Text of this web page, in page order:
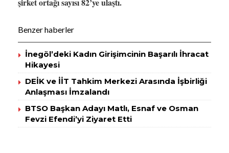
Benzer haberler
İnegöl’deki Kadın Girişimcinin Başarılı İhracat
Hikayesi
DEİK ve İİT Tahkim Merkezi Arasında İşbirliği
Anlaşması İmzalandı
BTSO Başkan Adayı Matlı, Esnaf ve Osman
Fevzi Efendi’yi Ziyaret Etti